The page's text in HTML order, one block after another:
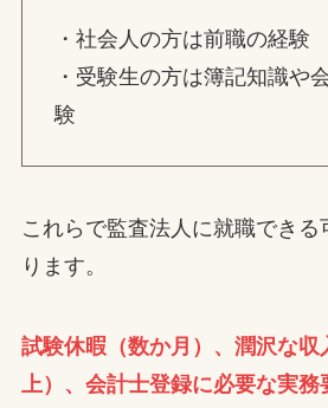
・社会人の方は前職の経験
・受験生の方は簿記知識や
験
これらで監査法人に就職できる
ります。
試験休暇（数か月）、潤沢な収
上）、会計士登録に必要な実